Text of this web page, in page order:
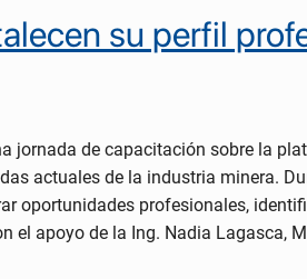
su perfil
jornada de capacitación sobre la
actuales de la industria minera.
oportunidades profesionales,
apoyo de la Ing. Nadia Lagasca,